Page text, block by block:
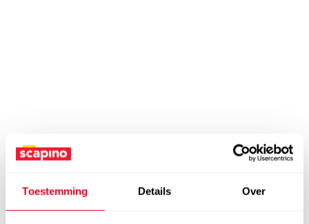
Toestemming Details Over